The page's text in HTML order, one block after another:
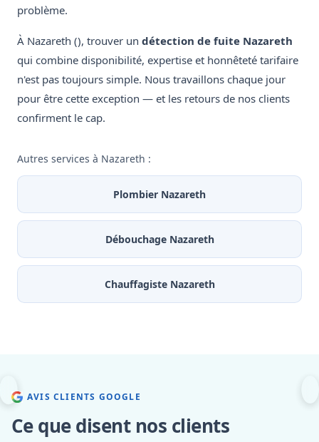
problème.
À Nazareth (), trouver un détection de fuite Nazareth
qui combine disponibilité, expertise et honnêteté tarifaire
n'est pas toujours simple. Nous travaillons chaque jour
pour être cette exception — et les retours de nos clients
confirment le cap.
Autres services à Nazareth :
Plombier Nazareth
Débouchage Nazareth
Chauffagiste Nazareth
AVIS CLIENTS GOOGLE
Ce que disent nos clients